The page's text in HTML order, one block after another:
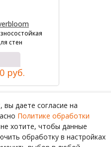
стен
руб.
даете согласие на
Политике обработки
хотите, чтобы данные
обработку в настройках